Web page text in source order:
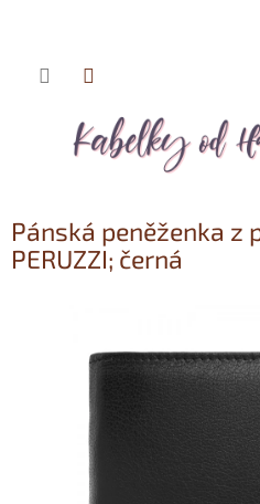
Přejít
Pánská peněženka z
PERUZZI; černá